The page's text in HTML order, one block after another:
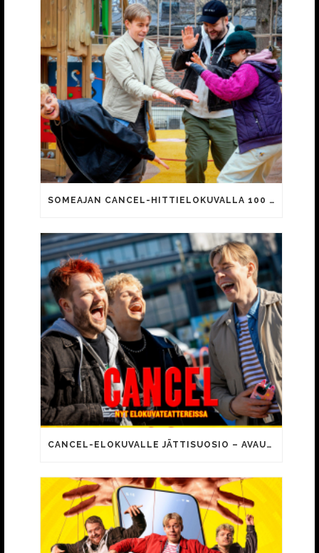
SOMEAJAN CANCEL-HITTIELOKUVALLA 100 000 KATSOJAA!
CANCEL-ELOKUVALLE JÄTTISUOSIO – AVAUSPÄIVÄNÄ JO 15 492 KATSOJAA!